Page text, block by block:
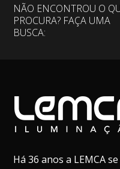
NÃO ENCONTROU O
PROCURA? FAÇA UMA
BUSCA:
Há 36 anos a LEMCA